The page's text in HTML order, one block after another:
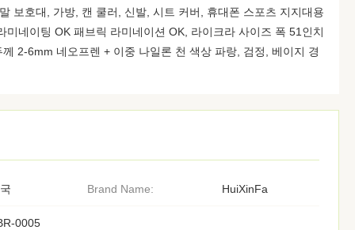
보호대, 가방, 캔 쿨러, 신발, 시트 커버, 휴대폰 스포츠 지지대용
미네이팅 OK 패브릭 라미네이션 OK, 라이크라 사이즈 폭 51인치
2-6mm 네오프렌 + 이중 나일론 천 색상 파랑, 검정, 베이지 경
Brand Name: HuiXinFa
0005